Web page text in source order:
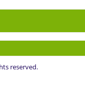
reserved.